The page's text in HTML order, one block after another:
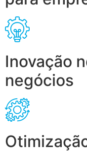
Inovação
negócios